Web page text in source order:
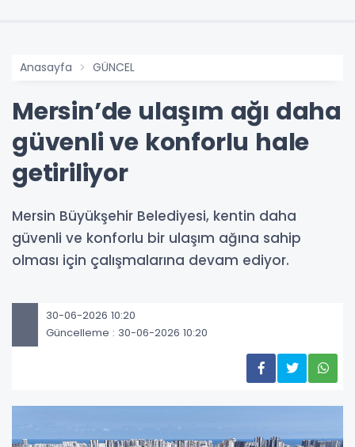
Anasayfa GÜNCEL
Mersin’de ulaşım ağı daha
güvenli ve konforlu hale
getiriliyor
Mersin Büyükşehir Belediyesi, kentin daha
güvenli ve konforlu bir ulaşım ağına sahip
olması için çalışmalarına devam ediyor.
30-06-2026 10:20
Güncelleme : 30-06-2026 10:20